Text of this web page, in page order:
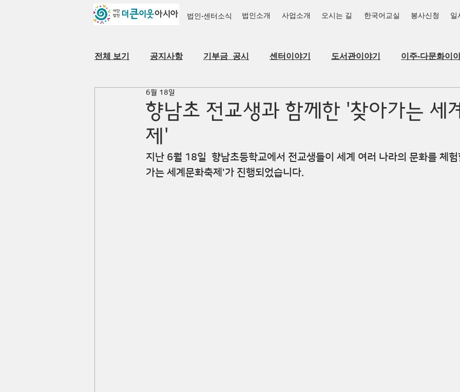
법인·센터소식 법인소개 사업소개 오시는 길 한국어교실 봉사신청 일
전체 보기 공지사항 기부금_공시 센터이야기 도서관이야기 이주-다문화이야
법인·센터 소개
향남초 전교생과 함께한 '찾아가는 세
제'
6월 18일
지난 6월 18일  향남초등학교에서 전교생들이 세계 여러 나라의 문화를 체
가는 세계문화축제'가 진행되었습니다.